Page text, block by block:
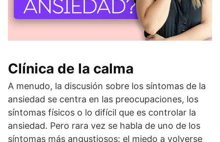
Clínica de la calma
A menudo, la discusión sobre los síntomas de la
ansiedad se centra en las preocupaciones, los
síntomas físicos o lo difícil que es controlar la
ansiedad. Pero rara vez se habla de uno de los
síntomas más angustiosos: el miedo a volverse